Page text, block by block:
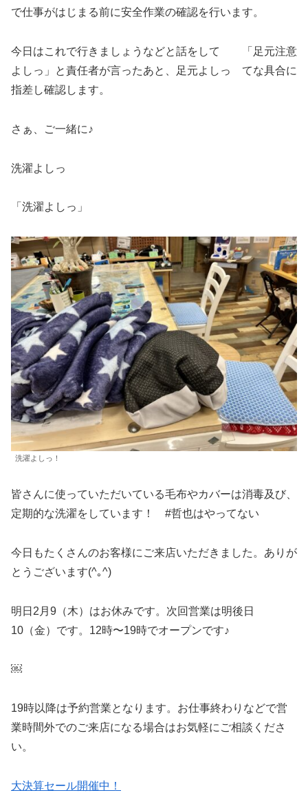
で仕事がはじまる前に安全作業の確認を行います。
今日はこれで行きましょうなどと話をして 「足元注意
よしっ」と責任者が言ったあと、足元よしっ てな具合に
指差し確認します。
さぁ、ご一緒に♪
洗濯よしっ
「洗濯よしっ」
洗濯よしっ！
皆さんに使っていただいている毛布やカバーは消毒及び、
定期的な洗濯をしています！ #哲也はやってない
今日もたくさんのお客様にご来店いただきました。ありが
とうございます(^｡^)
明日2月9（木）はお休みです。次回営業は明後日
10（金）です。12時〜19時でオープンです♪
￼
19時以降は予約営業となります。お仕事終わりなどで営
業時間外でのご来店になる場合はお気軽にご相談くださ
い。
大決算セール開催中！